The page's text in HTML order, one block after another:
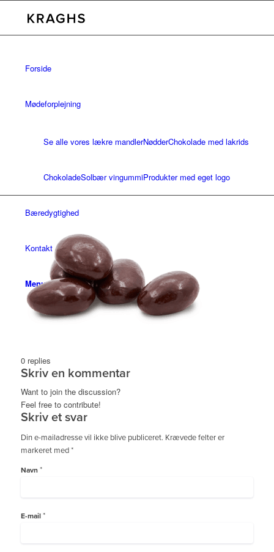
Forside
Mødeforplejning
Se alle vores lækre mandlerNødderChokolade med lakrids
ChokoladeSolbær vingummiProdukter med eget logo
Bæredygtighed
Kontakt
Menu
0 replies
Skriv en kommentar
Want to join the discussion?
Feel free to contribute!
Skriv et svar
Din e-mailadresse vil ikke blive publiceret. Krævede felter er
markeret med*
Navn *
E-mail *